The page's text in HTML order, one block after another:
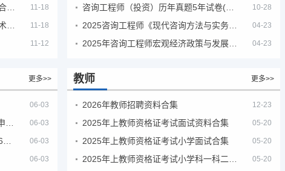
11-18
11-18
11-12
10-28
04-23
04-23
更多>>
06-03
06-03
06-03
06-03
教师 更多>>
2026年教师招聘资料合集 12-23
2025年上教师资格证考试面试资料合集 05-20
2025年上教师资格证考试小学面试合集 05-20
05-20